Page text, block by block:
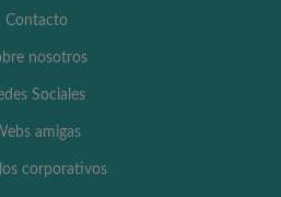
Contacto
nosotros
Sociales
amigas
corporativos